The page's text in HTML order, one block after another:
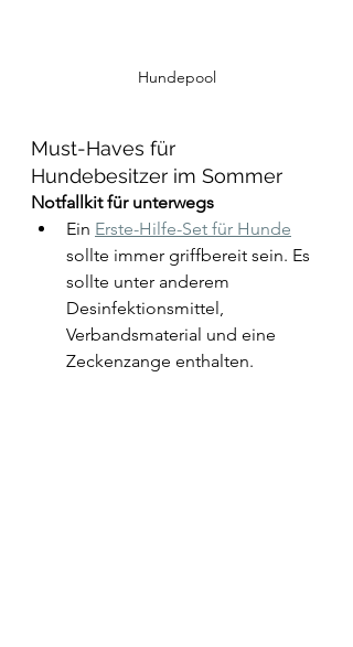
Hundepool
Must-Haves für
Hundebesitzer im Sommer
Notfallkit für unterwegs
Ein Erste-Hilfe-Set für Hunde
sollte immer griffbereit sein. Es
sollte unter anderem
Desinfektionsmittel,
Verbandsmaterial und eine
Zeckenzange enthalten.